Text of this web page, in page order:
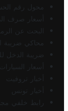
محول رقم
أسعار صرف
البحث عن
محاكي ضريبة
ضريبة الدخل
أسعار
أخبار تروفيت
أخبار تونس
رابط خلفي